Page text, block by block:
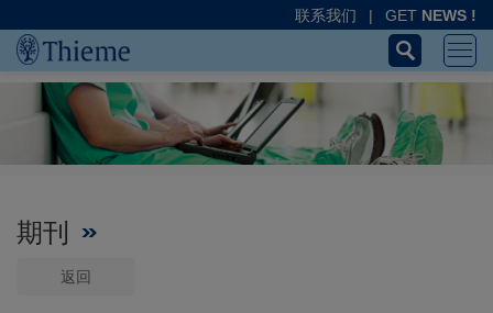
联系我们 | GET NEWS !
期刊
返回